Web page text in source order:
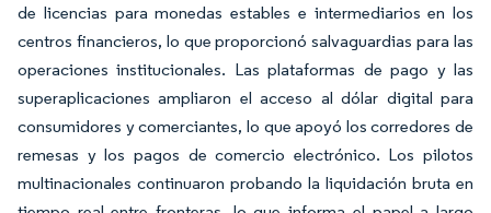
de licencias para monedas estables e intermediarios en los
centros financieros, lo que proporcionó salvaguardias para las
operaciones institucionales. Las plataformas de pago y las
superaplicaciones ampliaron el acceso al dólar digital para
consumidores y comerciantes, lo que apoyó los corredores de
remesas y los pagos de comercio electrónico. Los pilotos
multinacionales continuaron probando la liquidación bruta en